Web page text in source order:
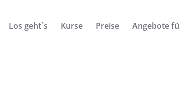
Los geht`s Kurse Preise Angebote